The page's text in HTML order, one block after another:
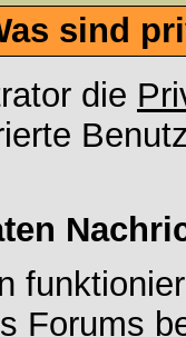
sind
die
Forums